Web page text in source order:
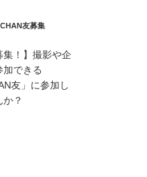
CHAN友募集
集！】撮影や企
加できる
友」に参加し
か？